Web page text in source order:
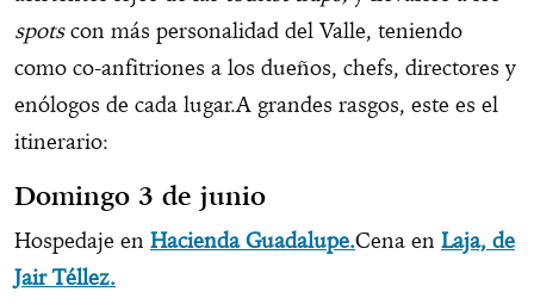
spotscon más personalidad del Valle, teniendo
como co-anfitriones a los dueños, chefs, directores y
enólogos de cada lugar.A grandes rasgos, este es el
itinerario:
Domingo 3 de junio
Hospedaje en Hacienda Guadalupe.Cena en Laja, de
Jair Téllez.